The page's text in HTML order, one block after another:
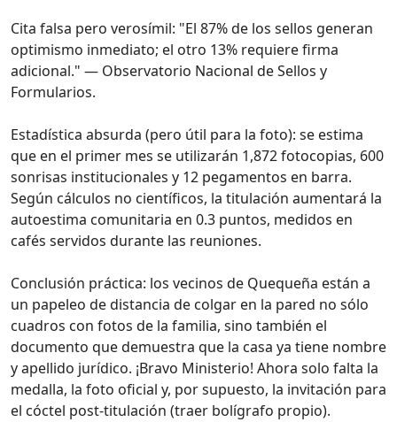
Cita falsa pero verosímil: "El 87% de los sellos generan
optimismo inmediato; el otro 13% requiere firma
adicional." — Observatorio Nacional de Sellos y
Formularios.
Estadística absurda (pero útil para la foto): se estima
que en el primer mes se utilizarán 1,872 fotocopias, 600
sonrisas institucionales y 12 pegamentos en barra.
Según cálculos no científicos, la titulación aumentará la
autoestima comunitaria en 0.3 puntos, medidos en
cafés servidos durante las reuniones.
Conclusión práctica: los vecinos de Quequeña están a
un papeleo de distancia de colgar en la pared no sólo
cuadros con fotos de la familia, sino también el
documento que demuestra que la casa ya tiene nombre
y apellido jurídico. ¡Bravo Ministerio! Ahora solo falta la
medalla, la foto oficial y, por supuesto, la invitación para
el cóctel post-titulación (traer bolígrafo propio).